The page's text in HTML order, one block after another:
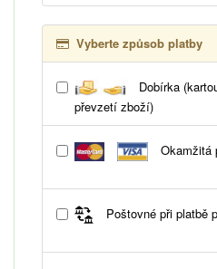
Vyberte způsob platby
Dobírka
převzetí zboží)
Okamžitá
Poštovné při platbě